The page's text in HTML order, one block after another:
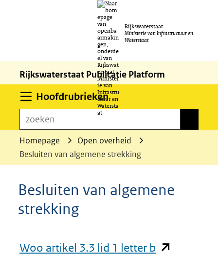
naar
de
inhoud
Rijkswaterstaat
Ministerie van Infrastructuur en
Waterstaat
Rijkswaterstaat Publicatie Platform
HoofdrubriekenUitklappen
zoeken
Homepage
Open overheid
Besluiten van algemene strekking
Besluiten van algemene
strekking
Woo artikel 3.3 lid 1 letter b(opent